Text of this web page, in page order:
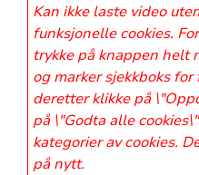
Kan ikke laste video
funksjonelle cookies.
trykke på knappen helt
og marker sjekkboks
deretter klikke på
på \"Godta alle
kategorier av cookies.
på nytt.